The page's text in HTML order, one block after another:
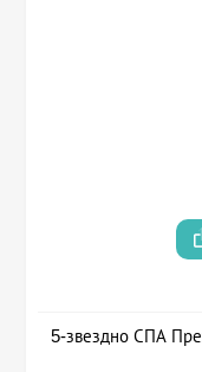
5-звездно СПА